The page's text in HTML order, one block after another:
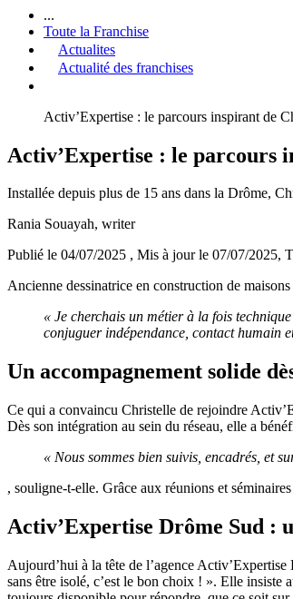
...
Toute la Franchise
Actualites
Actualité des franchises
Activ’Expertise : le parcours inspirant de
Activ’Expertise : le parcours
Installée depuis plus de 15 ans dans la Drôme,
Rania Souayah, writer
Publié le 04/07/2025 , Mis à jour le 07/07/2025,
Ancienne dessinatrice en construction de
« Je cherchais un métier à la fois
conjuguer indépendance, contact humain
Un accompagnement solide
Ce qui a convaincu Christelle de rejoindre
Dès son intégration au sein du réseau, elle a
« Nous sommes bien suivis, encadrés, et
, souligne-t-elle. Grâce aux réunions et
Activ’Expertise Drôme Sud :
Aujourd’hui à la tête de l’agence
sans être isolé, c’est le bon choix ! ». Elle insiste